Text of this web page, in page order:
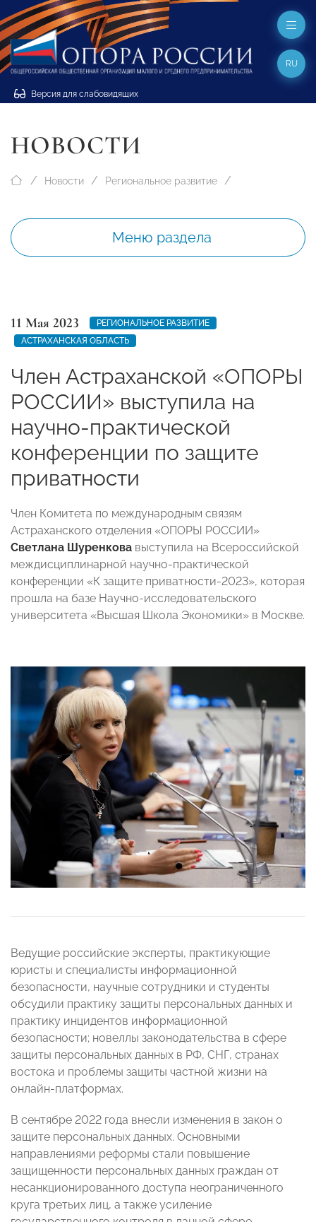
Версия для слабовидящих
RU
НОВОСТИ
Новости Региональное развитие
Меню раздела
11 Мая 2023
РЕГИОНАЛЬНОЕ РАЗВИТИЕ
АСТРАХАНСКАЯ ОБЛАСТЬ
Член Астраханской «ОПОРЫ
РОССИИ» выступила на
научно-практической
конференции по защите
приватности
Член Комитета по международным связям
Астраханского отделения «ОПОРЫ РОССИИ»
Светлана Шуренкова выступила на Всероссийской
междисциплинарной научно-практической
конференции «К защите приватности-2023», которая
прошла на базе Научно-исследовательского
университета «Высшая Школа Экономики» в Москве.
Ведущие российские эксперты, практикующие
юристы и специалисты информационной
безопасности, научные сотрудники и студенты
обсудили практику защиты персональных данных и
практику инцидентов информационной
безопасности; новеллы законодательства в сфере
защиты персональных данных в РФ, СНГ, странах
востока и проблемы защиты частной жизни на
онлайн-платформах.
В сентябре 2022 года внесли изменения в закон о
защите персональных данных. Основными
направлениями реформы стали повышение
защищенности персональных данных граждан от
несанкционированного доступа неограниченного
круга третьих лиц, а также усиление